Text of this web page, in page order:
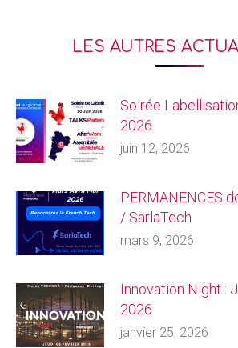
LES AUTRES
Soirée
2026
juin 12, 2026
PERMANENCES
/ SarlaTech
mars 9, 2026
Innovation Night :
2026
janvier 25, 2026